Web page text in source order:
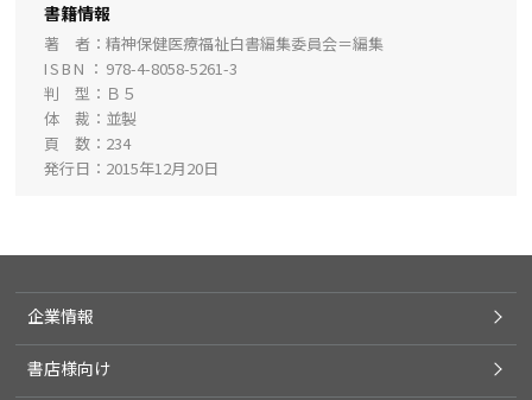
書籍情報
著 者
精神保健医療福祉白書編集委員会＝編集
ISBN
978-4-8058-5261-3
判 型
Ｂ５
体 裁
並製
頁 数
234
発行日
2015年12月20日
企業情報
書店様向け